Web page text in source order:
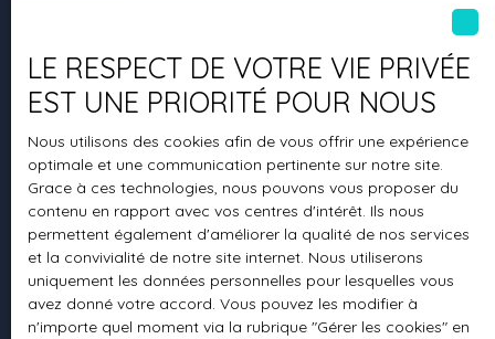
+33 6 01 45 22 70
67 Cours Mirabeau
13100 Aix-En-Provence
contact@beaumanoir-immo.fr
LE RESPECT DE VOTRE VIE PRIVÉE
EST UNE PRIORITÉ POUR NOUS
Nous utilisons des cookies afin de vous offrir une expérience
optimale et une communication pertinente sur notre site.
Grace à ces technologies, nous pouvons vous proposer du
contenu en rapport avec vos centres d'intérêt. Ils nous
permettent également d'améliorer la qualité de nos services
et la convivialité de notre site internet. Nous utiliserons
uniquement les données personnelles pour lesquelles vous
avez donné votre accord. Vous pouvez les modifier à
n'importe quel moment via la rubrique ″Gérer les cookies″ en